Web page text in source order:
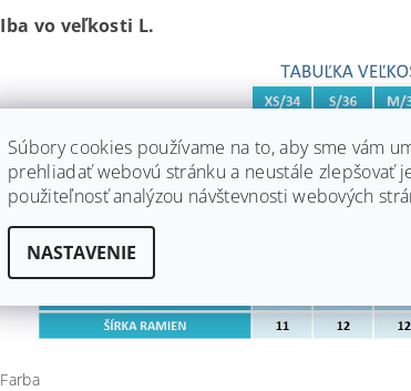
Iba vo veľkosti L.
Farba
Súbory cookies používame na to, aby sme vám
prehliadať webovú stránku a neustále zlepšovať
použiteľnosť analýzou návštevnosti webových
NASTAVENIE